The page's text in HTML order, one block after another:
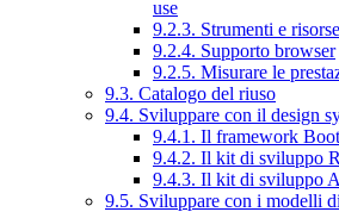
use
9.2.3. Strumenti e
9.2.4. Supporto browser
9.2.5. Misurare le
9.3. Catalogo del riuso
9.4. Sviluppare con il design
9.4.1. Il framework
9.4.2. Il kit di sviluppo
9.4.3. Il kit di sviluppo
9.5. Sviluppare con i modelli